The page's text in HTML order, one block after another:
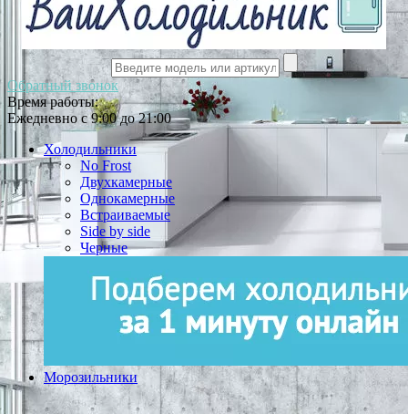
Обратный звонок
Время работы:
Ежедневно с 9:00 до 21:00
Холодильники
No Frost
Двухкамерные
Однокамерные
Встраиваемые
Side by side
Черные
Морозильники